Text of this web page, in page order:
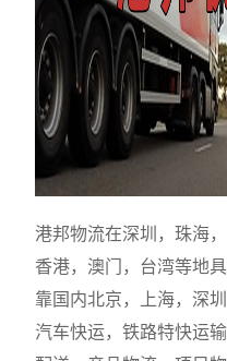
港邦物流在深圳，珠海
香港，澳门，台湾等地
靠国内北京，上海，深
汽车快运，铁路特快运